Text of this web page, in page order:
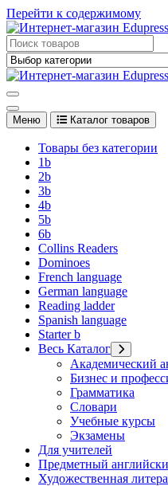
Перейти к содержимому
Edupress Uzbekistan,
английском языке
английском языке
Меню Каталог товаров
Товары без категории
1b
2b
3b
4b
5b
6b
Collins Readers
Dominoes
French language
German language
Reading ladder
Spanish language
Starter b
Весь Каталог
Академический
Бизнес и
Грамматика
Словари
Учебные курсы
Экзамены
Для учителей
Предметный
Художественная